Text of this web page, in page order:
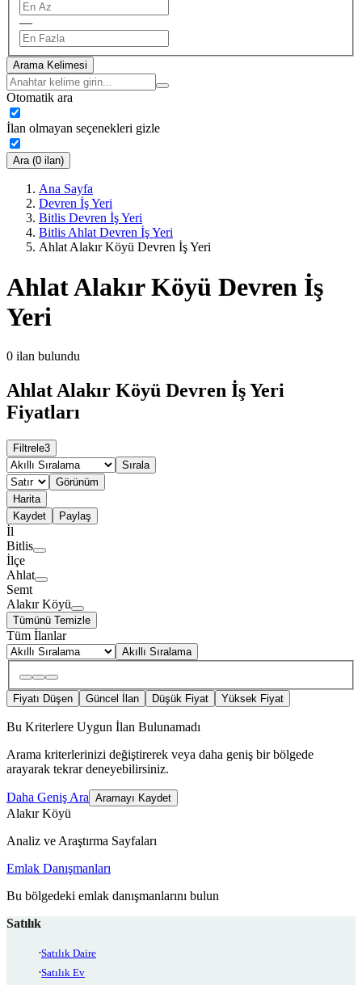
—
Arama Kelimesi
Otomatik ara
İlan olmayan seçenekleri gizle
Ara (0 ilan)
Ana Sayfa
Devren İş Yeri
Bitlis Devren İş Yeri
Bitlis Ahlat Devren İş Yeri
Ahlat Alakır Köyü Devren İş Yeri
Ahlat Alakır Köyü Devren İş
Yeri
0 ilan bulundu
Ahlat Alakır Köyü Devren İş Yeri
Fiyatları
Filtrele3
Sırala
Görünüm
Harita
Kaydet
Paylaş
İl
Bitlis
İlçe
Ahlat
Semt
Alakır Köyü
Tümünü Temizle
Tüm İlanlar
Akıllı Sıralama
Fiyatı Düşen Güncel İlan Düşük Fiyat Yüksek Fiyat
Bu Kriterlere Uygun İlan Bulunamadı
Arama kriterlerinizi değiştirerek veya daha geniş bir bölgede
arayarak tekrar deneyebilirsiniz.
Daha Geniş Ara Aramayı Kaydet
Alakır Köyü
Analiz ve Araştırma Sayfaları
Emlak Danışmanları
Bu bölgedeki emlak danışmanlarını bulun
Satılık
Satılık Daire
Satılık Ev